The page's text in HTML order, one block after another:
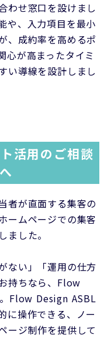
わせ窓口を設けまし
や、入力項目を最小
、成約率を高めるポ
心が高まったタイミ
い導線を設計しまし
活用のご相談
者が直面する集客の
ームページでの集客
した。
ない」「運用の仕方
持ちなら、Flow
Flow Design ASBL
に操作できる、ノー
ージ制作を提供して